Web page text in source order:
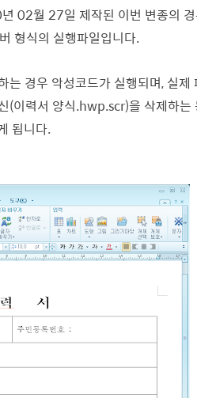
02월 27일 제작된 이번 변종의
형식의 실행파일입니다.
경우 악성코드가 실행되며, 실제
(이력서 양식.hwp.scr)을 삭제하는
됩니다.